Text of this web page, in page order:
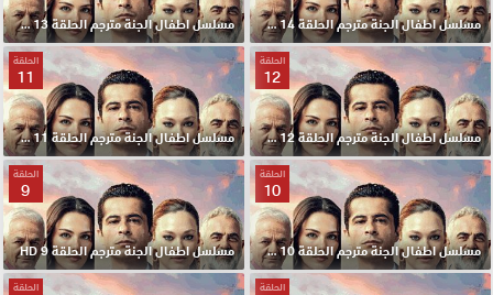
مسلسل اطفال الجنة مترجم الحلقة 14 HD مسلسل اطفال الجنة مترجم الحلقة 13 HD
الحلقة
12
مسلسل اطفال الجنة مترجم الحلقة 12 HD
الحلقة
11
مسلسل اطفال الجنة مترجم الحلقة 11 HD
الحلقة
10
مسلسل اطفال الجنة مترجم الحلقة 10 HD
الحلقة
9
مسلسل اطفال الجنة مترجم الحلقة 9 HD
الحلقة الحلقة